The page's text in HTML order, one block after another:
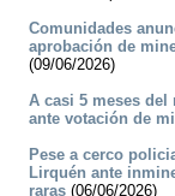
Comunidades
aprobación de
(09/06/2026)
A casi 5 meses del
ante votación de
Pese a cerco
Lirquén ante
raras (06/06/2026)